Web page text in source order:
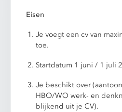
Eisen
Je voegt een cv van
toe.
Startdatum 1 juni / 1 juli
Je beschikt over
HBO/WO werk- en
blijkend uit je CV).